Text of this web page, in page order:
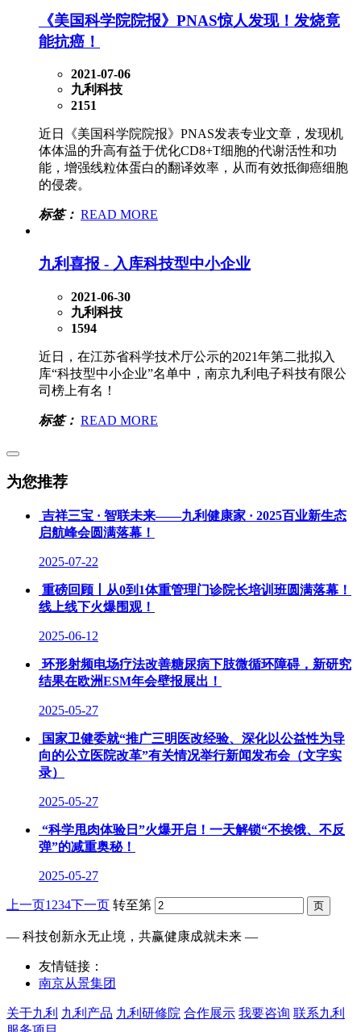
《美国科学院院报》PNAS惊人发现！发烧竟
能抗癌！
2021-07-06
九利科技
2151
近日《美国科学院院报》PNAS发表专业文章，发现机
体体温的升高有益于优化CD8+T细胞的代谢活性和功
能，增强线粒体蛋白的翻译效率，从而有效抵御癌细胞
的侵袭。
标签： READ MORE
九利喜报 - 入库科技型中小企业
2021-06-30
九利科技
1594
近日，在江苏省科学技术厅公示的2021年第二批拟入
库“科技型中小企业”名单中，南京九利电子科技有限公
司榜上有名！
标签： READ MORE
为您推荐
吉祥三宝 · 智联未来——九利健康家 · 2025百业新生态
启航峰会圆满落幕！
2025-07-22
重磅回顾丨从0到1体重管理门诊院长培训班圆满落幕！
线上线下火爆围观！
2025-06-12
环形射频电场疗法改善糖尿病下肢微循环障碍，新研究
结果在欧洲ESM年会壁报展出！
2025-05-27
国家卫健委就“推广三明医改经验、深化以公益性为导
向的公立医院改革”有关情况举行新闻发布会（文字实
录）
2025-05-27
“科学甩肉体验日”火爆开启！一天解锁“不挨饿、不反
弹”的减重奥秘！
2025-05-27
上一页1 234下一页 转至第
— 科技创新永无止境，共赢健康成就未来 —
友情链接：
南京从景集团
关于九利 九利产品 九利研修院 合作展示 我要咨询 联系九利